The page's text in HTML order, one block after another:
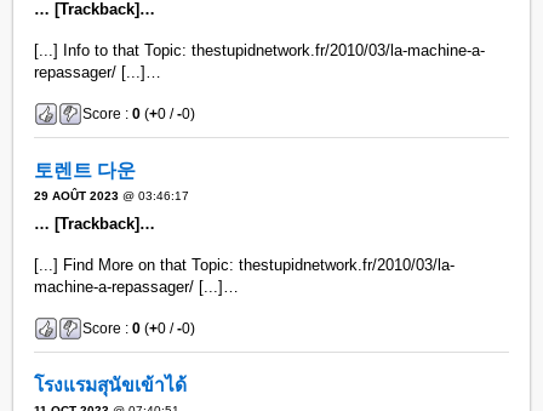
… [Trackback]…
[...] Info to that Topic: thestupidnetwork.fr/2010/03/la-machine-a-
repassager/ [...]…
Score :0 (+0 /-0)
토렌트 다운
29 AOÛT 2023 @ 03:46:17
… [Trackback]…
[...] Find More on that Topic: thestupidnetwork.fr/2010/03/la-
machine-a-repassager/ [...]…
Score :0 (+0 /-0)
โรงแรมสุนัขเข้าได้